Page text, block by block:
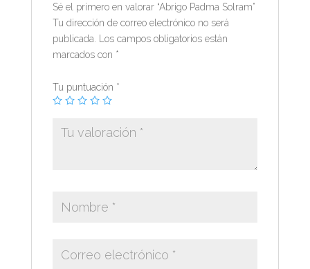
Sé el primero en valorar “Abrigo Padma Solram”
Tu dirección de correo electrónico no será
publicada.
Los campos obligatorios están
marcados con *
Tu puntuación *